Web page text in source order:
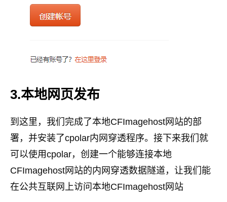
3.本地网页发布
到这里，我们完成了本地CFImagehost网站的部
署，并安装了cpolar内网穿透程序。接下来我们就
可以使用cpolar，创建一个能够连接本地
CFImagehost网站的内网穿透数据隧道，让我们能
在公共互联网上访问本地CFImagehost网站